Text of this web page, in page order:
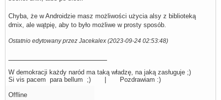
Chyba, że w Androidzie masz możliwości użycia alsy z biblioteką
dmix, ale wątpię, aby to było możliwe w prosty sposób.
Ostatnio edytowany przez Jacekalex (2023-09-24 02:53:48)
W demokracji każdy naród ma taką władzę, na jaką zasługuje ;)
Si vis pacem para bellum ;) | Pozdrawiam :)
Offline